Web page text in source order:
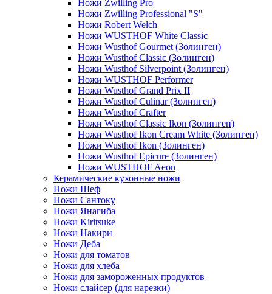
Ножи Zwilling Pro
Ножи Zwilling Professional "S"
Ножи Robert Welch
Ножи WUSTHOF White Classic
Ножи Wusthof Gourmet (Золинген)
Ножи Wusthof Classic (Золинген)
Ножи Wusthof Silverpoint (Золинген)
Ножи WUSTHOF Performer
Ножи Wusthof Grand Prix II
Ножи Wusthof Culinar (Золинген)
Ножи Wusthof Crafter
Ножи Wusthof Classic Ikon (Золинген)
Ножи Wusthof Ikon Cream White (Золинген)
Ножи Wusthof Ikon (Золинген)
Ножи Wusthof Epicure (Золинген)
Ножи WUSTHOF Aeon
Керамические кухонные ножи
Ножи Шеф
Ножи Сантоку
Ножи Янагиба
Ножи Kiritsuke
Ножи Накири
Ножи Деба
Ножи для томатов
Ножи для хлеба
Ножи для замороженных продуктов
Ножи слайсер (для нарезки)